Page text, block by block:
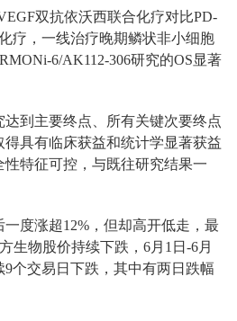
双抗依沃西联合化疗对比PD-
疗，一线治疗晚期鳞状非小细胞
6/AK112-306研究的OS显著
到主要终点、所有关键次要终点
具有临床获益和统计学显著获益
性特征可控，与既往研究结果一
度涨超12%，但却高开低走，最
生物股价持续下跌，6月1日-6月
个交易日下跌，其中有两日跌幅